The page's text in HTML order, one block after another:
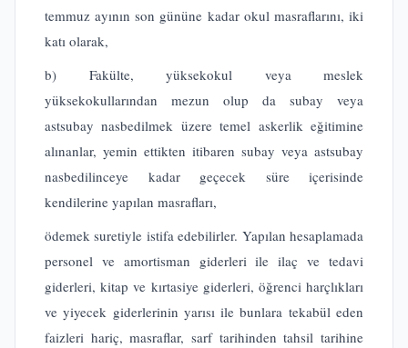
temmuz ayının son gününe kadar okul masraflarını, iki
katı olarak,
b) Fakülte, yüksekokul veya meslek
yüksekokullarından mezun olup da subay veya
astsubay nasbedilmek üzere temel askerlik eğitimine
alınanlar, yemin ettikten itibaren subay veya astsubay
nasbedilinceye kadar geçecek süre içerisinde
kendilerine yapılan masrafları,
ödemek suretiyle istifa edebilirler. Yapılan hesaplamada
personel ve amortisman giderleri ile ilaç ve tedavi
giderleri, kitap ve kırtasiye giderleri, öğrenci harçlıkları
ve yiyecek giderlerinin yarısı ile bunlara tekabül eden
faizleri hariç, masraflar, sarf tarihinden tahsil tarihine